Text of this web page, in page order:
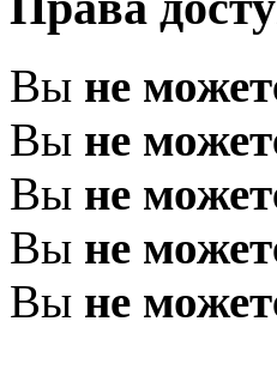
Вы не
Вы не
Вы не
Вы не
Вы не